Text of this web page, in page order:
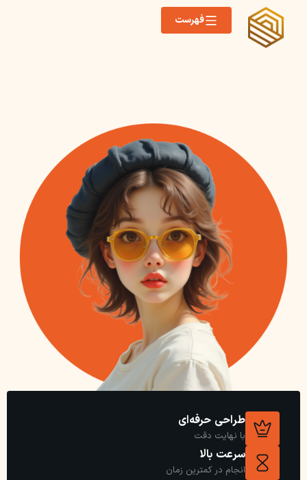
فهرست
طراحی حرفه‌ای
با نهایت دقت
سرعت بالا
انجام در کمترین زمان